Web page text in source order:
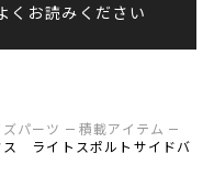
くお読みください
パーツ
積載アイテム
ス ライトスポルトサイドバ